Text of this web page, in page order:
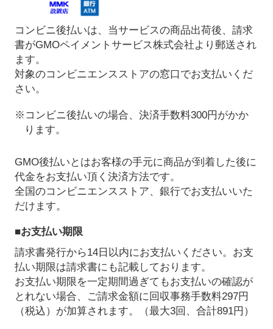
コンビニ後払いは、当サービスの商品出荷後、請求
書がGMOペイメントサービス株式会社より郵送され
ます。
対象のコンビニエンスストアの窓口でお支払いくだ
さい。
※コンビニ後払いの場合、決済手数料300円がかか
ります。
GMO後払いとはお客様の手元に商品が到着した後に
代金をお支払い頂く決済方法です。
全国のコンビニエンスストア、銀行でお支払いいた
だけます。
■お支払い期限
請求書発行から14日以内にお支払いください。お支
払い期限は請求書にも記載しております。
お支払い期限を一定期間過ぎてもお支払いの確認が
とれない場合、ご請求金額に回収事務手数料297円
（税込）が加算されます。（最大3回、合計891円）